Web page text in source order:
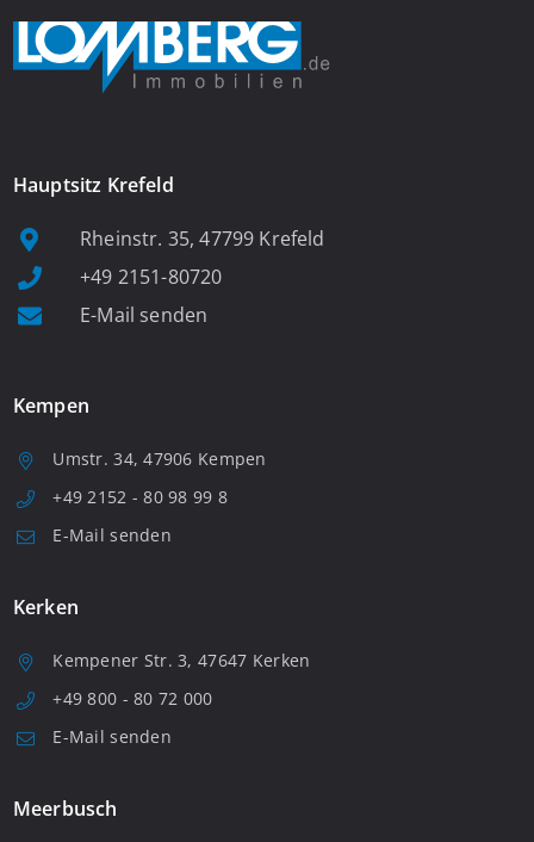
Hauptsitz Krefeld
Rheinstr. 35, 47799 Krefeld
+49 2151-80720
E-Mail senden
Kempen
Umstr. 34, 47906 Kempen
+49 2152 - 80 98 99 8
E-Mail senden
Kerken
Kempener Str. 3, 47647 Kerken
+49 800 - 80 72 000
E-Mail senden
Meerbusch